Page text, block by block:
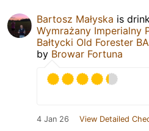
Bartosz Małyska is
Wymrażany Imperialny
Bałtycki Old Forester
by Browar Fortuna
4 Jan 26 View Detailed